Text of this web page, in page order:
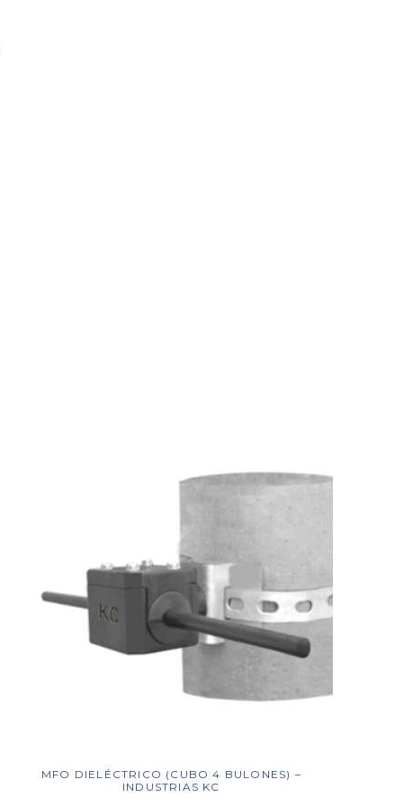
MFO DIELÉCTRICO (CUBO 4 BULONES) –
INDUSTRIAS KC